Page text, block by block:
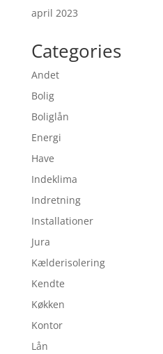
april 2023
Categories
Andet
Bolig
Boliglån
Energi
Have
Indeklima
Indretning
Installationer
Jura
Kælderisolering
Kendte
Køkken
Kontor
Lån